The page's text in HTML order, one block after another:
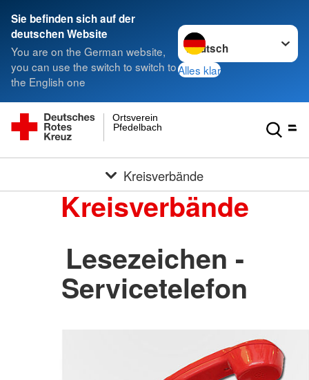
Sie befinden sich auf der
deutschen Website
You are on the German website,
you can use the switch to switch to
the English one
Sprache wechseln zu
Alles klar
Pfedelbach
Ortsverein
Kreisverbände
Kreisverbände
Lesezeichen -
Servicetelefon